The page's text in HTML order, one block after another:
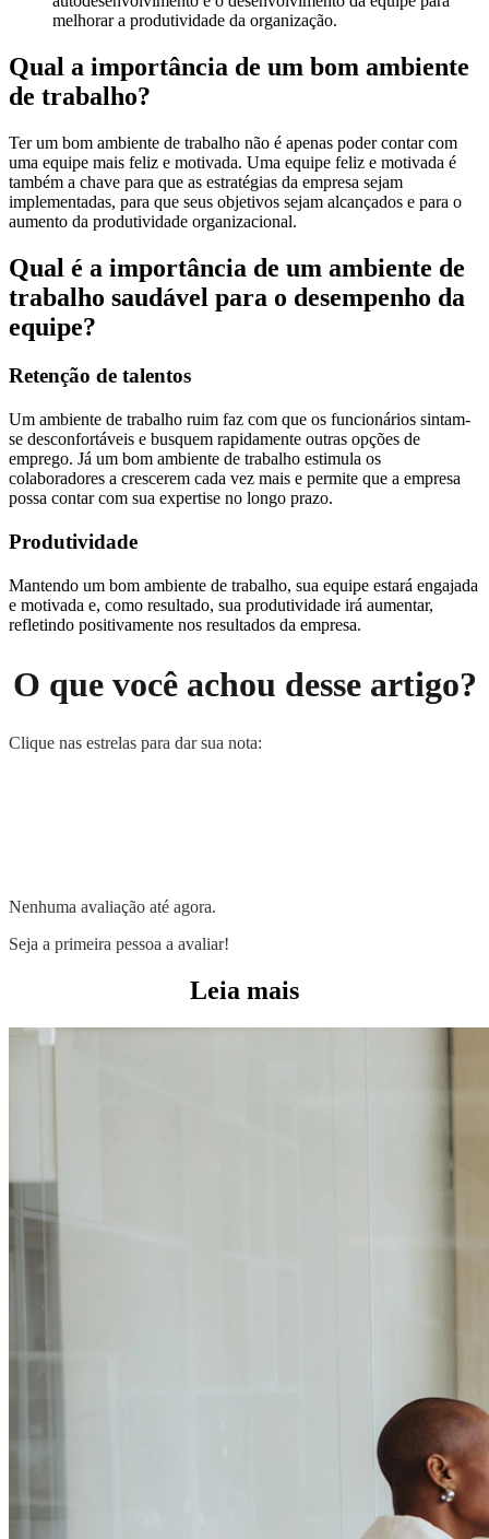
melhorar a produtividade da organização.
Qual a importância de um bom ambiente
de trabalho?
Ter um bom ambiente de trabalho não é apenas poder contar com
uma equipe mais feliz e motivada. Uma equipe feliz e motivada é
também a chave para que as estratégias da empresa sejam
implementadas, para que seus objetivos sejam alcançados e para o
aumento da produtividade organizacional.
Qual é a importância de um ambiente de
trabalho saudável para o desempenho da
equipe?
Retenção de talentos
Um ambiente de trabalho ruim faz com que os funcionários sintam-
se desconfortáveis e busquem rapidamente outras opções de
emprego. Já um bom ambiente de trabalho estimula os
colaboradores a crescerem cada vez mais e permite que a empresa
possa contar com sua expertise no longo prazo.
Produtividade
Mantendo um bom ambiente de trabalho, sua equipe estará engajada
e motivada e, como resultado, sua produtividade irá aumentar,
refletindo positivamente nos resultados da empresa.
O que você achou desse artigo?
Clique nas estrelas para dar sua nota:
Nenhuma avaliação até agora.
Seja a primeira pessoa a avaliar!
Leia mais